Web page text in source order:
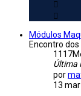
Módulos
Encontro
1117
Última
por
13